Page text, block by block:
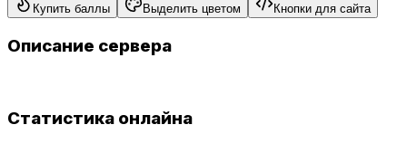
Купить баллы Выделить цветом Кнопки для сайта
Описание сервера
Статистика онлайна